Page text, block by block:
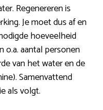
Regenereren is
Je moet dus af en
hoeveelheid
o.a. aantal personen
van het water en de
Samenvattend
als volgt.